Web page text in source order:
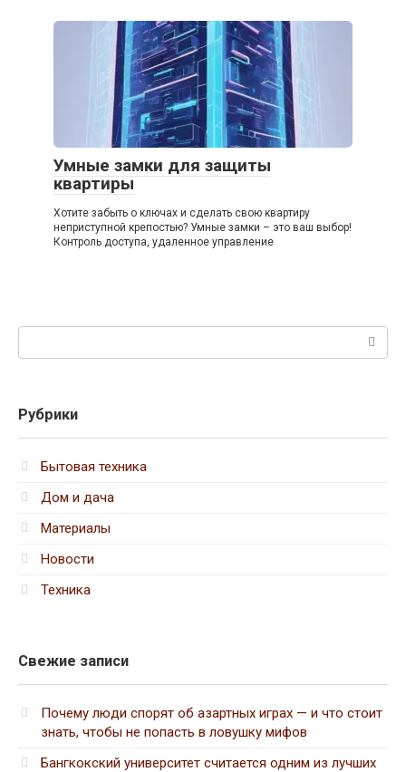
Умные замки для защиты
квартиры
Хотите забыть о ключах и сделать свою квартиру
неприступной крепостью? Умные замки – это ваш выбор!
Контроль доступа, удаленное управление
Рубрики
Бытовая техника
Дом и дача
Материалы
Новости
Техника
Свежие записи
Почему люди спорят об азартных играх — и что стоит
знать, чтобы не попасть в ловушку мифов
Бангкокский университет считается одним из лучших